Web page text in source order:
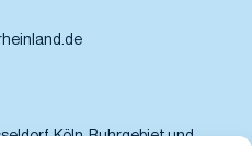
Köln, Ruhrgebiet und